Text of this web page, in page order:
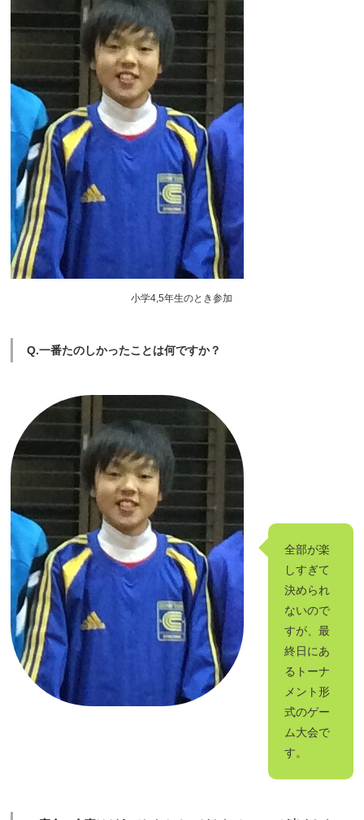
小学4,5年生のとき参加
Q.一番たのしかったことは何ですか？
全部が楽
しすぎて
決められ
ないので
すが、最
終日にあ
るトーナ
メント形
式のゲー
ム大会で
す。